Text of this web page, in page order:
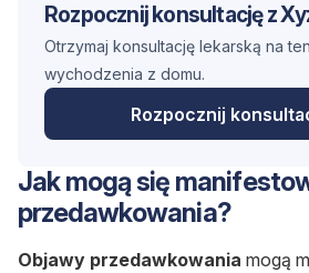
Rozpocznij konsultację z
Otrzymaj konsultację lekarską na
wychodzenia z domu.
Rozpocznij
Jak mogą się
przedawkowania?
Objawy przedawkowania mogą